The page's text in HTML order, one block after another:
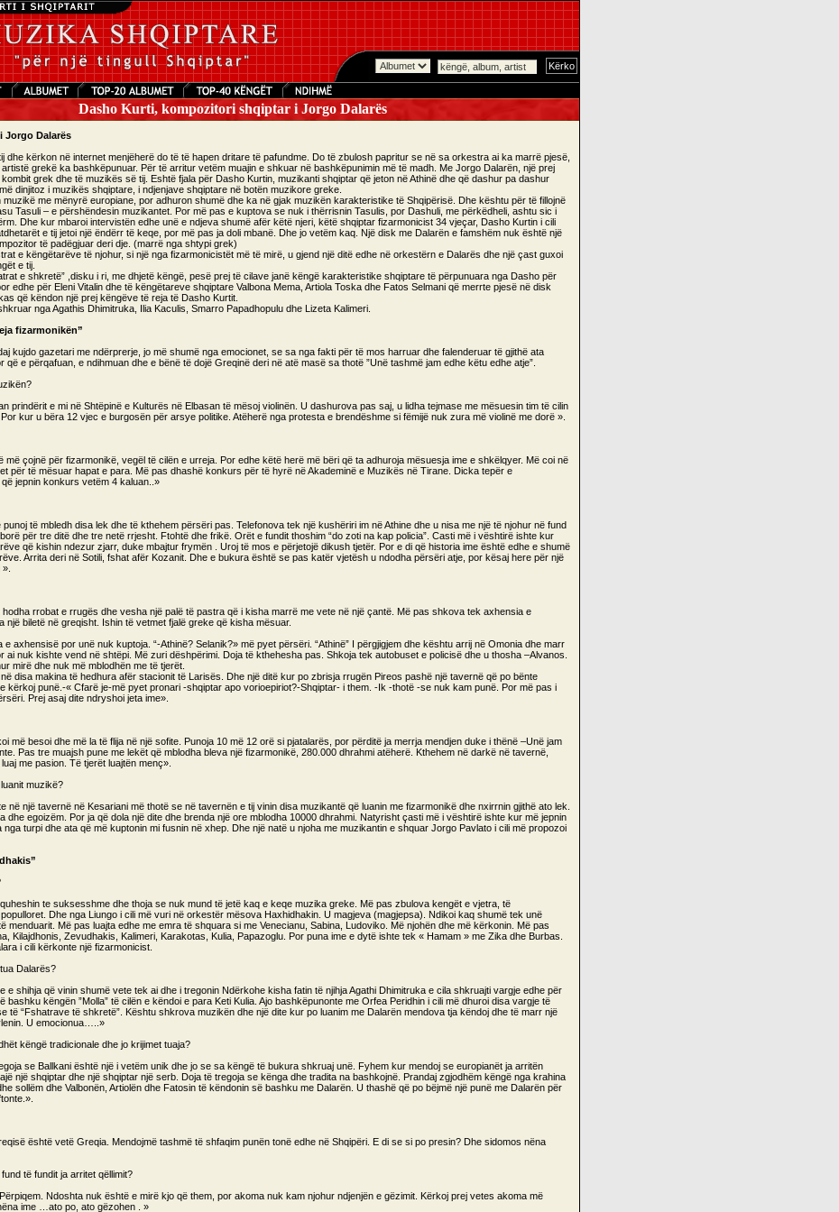
Dasho Kurti, kompozitori shqiptar i Jorgo Dalarës
Jorgo Dalarës
dhe kërkon në internet menjëherë do të të hapen dritare të pafundme. Do të zbulosh papritur se në sa orkestra ai ka marrë pjesë,
grekë ka bashkëpunuar. Për të arritur vetëm muajin e shkuar në bashkëpunimin më të madh. Me Jorgo Dalarën, një prej
grek dhe të muzikës së tij. Eshtë fjala për Dasho Kurtin, muzikanti shqiptar që jeton në Athinë dhe që dashur pa dashur
dinjitoz i muzikës shqiptare, i ndjenjave shqiptare në botën muzikore greke.
me mënyrë europiane, por adhuron shumë dhe ka në gjak muzikën karakteristike të Shqipërisë. Dhe kështu për të fillojnë
Tasuli – e përshëndesin muzikantet. Por më pas e kuptova se nuk i thërrisnin Tasulis, por Dashuli, me përkëdheli, ashtu sic i
Dhe kur mbaroi intervistën edhe unë e ndjeva shumë afër këtë njeri, këtë shqiptar fizarmonicist 34 vjeçar, Dasho Kurtin i cili
e tij jetoi një ëndërr të keqe, por më pas ja doli mbanë. Dhe jo vetëm kaq. Një disk me Dalarën e famshëm nuk është një
të padëgjuar deri dje. (marrë nga shtypi grek)
e këngëtarëve të njohur, si një nga fizarmonicistët më të mirë, u gjend një ditë edhe në orkestërn e Dalarës dhe një çast guxoi
e tij.
e shkretë” ,disku i ri, me dhjetë këngë, pesë prej të cilave janë këngë karakteristike shqiptare të përpunuara nga Dasho për
edhe për Eleni Vitalin dhe të këngëtareve shqiptare Valbona Mema, Artiola Toska dhe Fatos Selmani që merrte pjesë në disk
që këndon një prej këngëve të reja të Dasho Kurtit.
nga Agathis Dhimitruka, Ilia Kaculis, Smarro Papadhopulu dhe Lizeta Kalimeri.
fizarmonikën”
kujdo gazetari me ndërprerje, jo më shumë nga emocionet, se sa nga fakti për të mos harruar dhe falenderuar të gjithë ata
që e përqafuan, e ndihmuan dhe e bënë të dojë Greqinë deri në atë masë sa thotë ”Unë tashmë jam edhe këtu edhe atje”.
prindërit e mi në Shtëpinë e Kulturës në Elbasan të mësoj violinën. U dashurova pas saj, u lidha tejmase me mësuesin tim të cilin
kur u bëra 12 vjec e burgosën për arsye politike. Atëherë nga protesta e brendëshme si fëmijë nuk zura më violinë me dorë ».
më çojnë për fizarmonikë, vegël të cilën e urreja. Por edhe këtë herë më bëri që ta adhuroja mësuesja ime e shkëlqyer. Më coi në
për të mësuar hapat e para. Më pas dhashë konkurs për të hyrë në Akademinë e Muzikës në Tirane. Dicka tepër e
jepnin konkurs vetëm 4 kaluan..»
të mbledh disa lek dhe të kthehem përsëri pas. Telefonova tek një kushëriri im në Athine dhe u nisa me një të njohur në fund
për tre ditë dhe tre netë rrjesht. Ftohtë dhe frikë. Orët e fundit thoshim “do zoti na kap policia”. Casti më i vështirë ishte kur
që kishin ndezur zjarr, duke mbajtur frymën . Uroj të mos e përjetojë dikush tjetër. Por e di që historia ime është edhe e shumë
Arrita deri në Sotili, fshat afër Kozanit. Dhe e bukura është se pas katër vjetësh u ndodha përsëri atje, por kësaj here për një
rrobat e rrugës dhe vesha një palë të pastra që i kisha marrë me vete në një çantë. Më pas shkova tek axhensia e
një biletë në greqisht. Ishin të vetmet fjalë greke që kisha mësuar.
e axhensisë por unë nuk kuptoja. “-Athinë? Selanik?» më pyet përsëri. “Athinë” I përgjigjem dhe kështu arrij në Omonia dhe marr
ai nuk kishte vend në shtëpi. Më zuri dëshpërimi. Doja të kthehesha pas. Shkoja tek autobuset e policisë dhe u thosha –Alvanos.
mirë dhe nuk më mblodhën me të tjerët.
disa makina të hedhura afër stacionit të Larisës. Dhe një ditë kur po zbrisja rrugën Pireos pashë një tavernë që po bënte
kërkoj punë.-« Cfarë je-më pyet pronari -shqiptar apo vorioepiriot?-Shqiptar- i them. -Ik -thotë -se nuk kam punë. Por më pas i
Prej asaj dite ndryshoi jeta ime».
më besoi dhe më la të flija në një sofite. Punoja 10 më 12 orë si pjatalarës, por përditë ja merrja mendjen duke i thënë –Unë jam
Pas tre muajsh pune me lekët që mblodha bleva një fizarmonikë, 280.000 dhrahmi atëherë. Kthehem në darkë në tavernë,
me pasion. Të tjerët luajtën menç».
muzikë?
në një tavernë në Kesariani më thotë se në tavernën e tij vinin disa muzikantë që luanin me fizarmonikë dhe nxirrnin gjithë ato lek.
dhe egoizëm. Por ja që dola një dite dhe brenda një ore mblodha 10000 dhrahmi. Natyrisht çasti më i vështirë ishte kur më jepnin
turpi dhe ata që më kuptonin mi fusnin në xhep. Dhe një natë u njoha me muzikantin e shquar Jorgo Pavlato i cili më propozoi
te suksesshme dhe thoja se nuk mund të jetë kaq e keqe muzika greke. Më pas zbulova kengët e vjetra, të
Dhe nga Liungo i cili më vuri në orkestër mësova Haxhidhakin. U magjeva (magjepsa). Ndikoi kaq shumë tek unë
menduarit. Më pas luajta edhe me emra të shquara si me Venecianu, Sabina, Ludoviko. Më njohën dhe më kërkonin. Më pas
Kilajdhonis, Zevudhakis, Kalimeri, Karakotas, Kulia, Papazoglu. Por puna ime e dytë ishte tek « Hamam » me Zika dhe Burbas.
i cili kërkonte një fizarmonicist.
Dalarës?
e shihja që vinin shumë vete tek ai dhe i tregonin Ndërkohe kisha fatin të njihja Agathi Dhimitruka e cila shkruajti vargje edhe për
bashku këngën ”Molla” të cilën e këndoi e para Keti Kulia. Ajo bashkëpunonte me Orfea Peridhin i cili më dhuroi disa vargje të
të “Fshatrave të shkretë”. Kështu shkrova muzikën dhe një dite kur po luanim me Dalarën mendova tja këndoj dhe të marr një
U emocionua…..»
këngë tradicionale dhe jo krijimet tuaja?
se Ballkani është një i vetëm unik dhe jo se sa këngë të bukura shkruaj unë. Fyhem kur mendoj se europianët ja arritën
një shqiptar dhe një shqiptar një serb. Doja të tregoja se kënga dhe tradita na bashkojnë. Prandaj zgjodhëm këngë nga krahina
sollëm dhe Valbonën, Artiolën dhe Fatosin të këndonin së bashku me Dalarën. U thashë që po bëjmë një punë me Dalarën për
është vetë Greqia. Mendojmë tashmë të shfaqim punën tonë edhe në Shqipëri. E di se si po presin? Dhe sidomos nëna
të fundit ja arritet qëllimit?
Ndoshta nuk është e mirë kjo që them, por akoma nuk kam njohur ndjenjën e gëzimit. Kërkoj prej vetes akoma më
ime …ato po, ato gëzohen . »